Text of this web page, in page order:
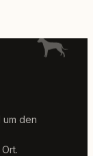
den